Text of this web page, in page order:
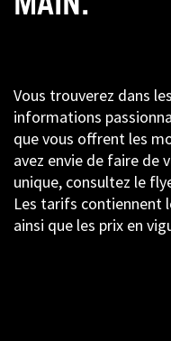
Vous trouverez dans
informations
que vous offrent les
avez envie de faire de
unique, consultez le
Les tarifs contiennent
ainsi que les prix en